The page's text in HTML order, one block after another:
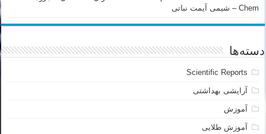
Chem – شیمی آیمت نباتی
دسته‌ها
Scientific Reports
آرایشی بهداشتی
آموزش
آموزش طلایی